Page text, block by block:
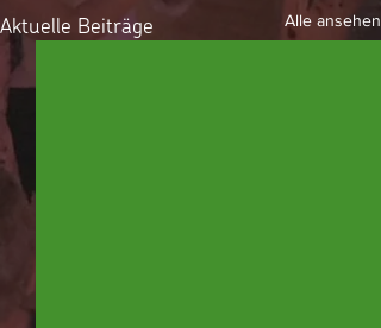
Aktuelle Beiträge Alle ansehen